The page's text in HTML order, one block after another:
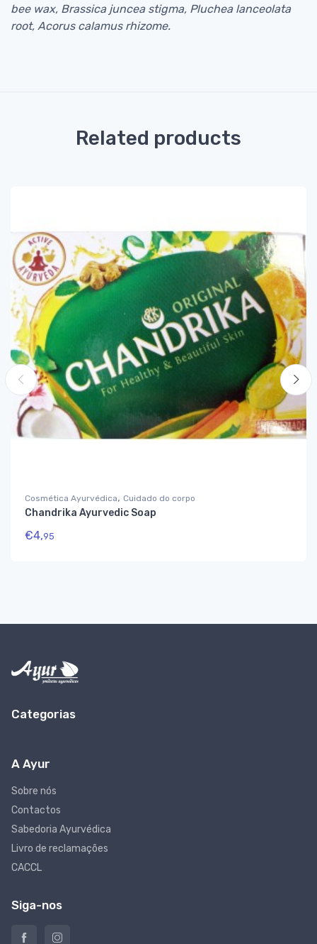
bee wax, Brassica juncea stigma, Pluchea lanceolata
root, Acorus calamus rhizome.
Related products
Cosmética Ayurvédica, Cuidado do corpo
Chandrika Ayurvedic Soap
€4,95
Categorias
A Ayur
Sobre nós
Contactos
Sabedoria Ayurvédica
Livro de reclamações
CACCL
Siga-nos